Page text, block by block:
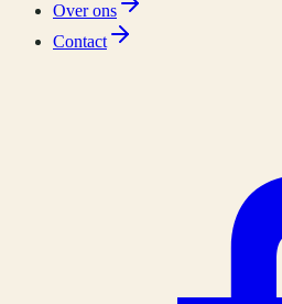
Over ons
Contact